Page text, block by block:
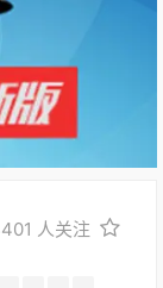
人关注